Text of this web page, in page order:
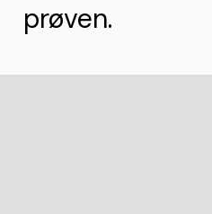
prøven.